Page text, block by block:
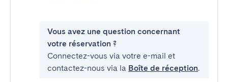
Vous avez une question concernant
votre réservation ?
Connectez-vous via votre e-mail et
contactez-nous via la Boîte de réception.